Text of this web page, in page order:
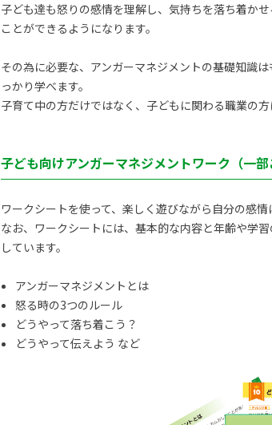
子ども達も怒りの感情を理解し、気持ちを落ち着か
ことができるようになります。
その為に必要な、アンガーマネジメントの基礎知識
っかり学べます。
子育て中の方だけではなく、子どもに関わる職業の方
子ども向けアンガーマネジメントワーク（一部
ワークシートを使って、楽しく遊びながら自分の感
なお、ワークシートには、基本的な内容と年齢や学
しています。
アンガーマネジメントとは
怒る時の3つのルール
どうやって落ち着こう？
どうやって伝えよう など